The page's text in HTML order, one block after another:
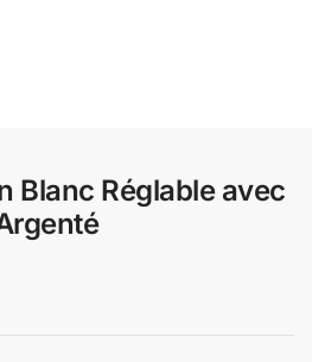
Blanc Réglable avec